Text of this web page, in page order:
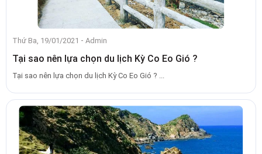
Thứ Ba, 19/01/2021 - Admin
Tại sao nên lựa chọn du lịch Kỳ Co Eo Gió ?
Tại sao nên lựa chọn du lịch Kỳ Co Eo Gió ? ...